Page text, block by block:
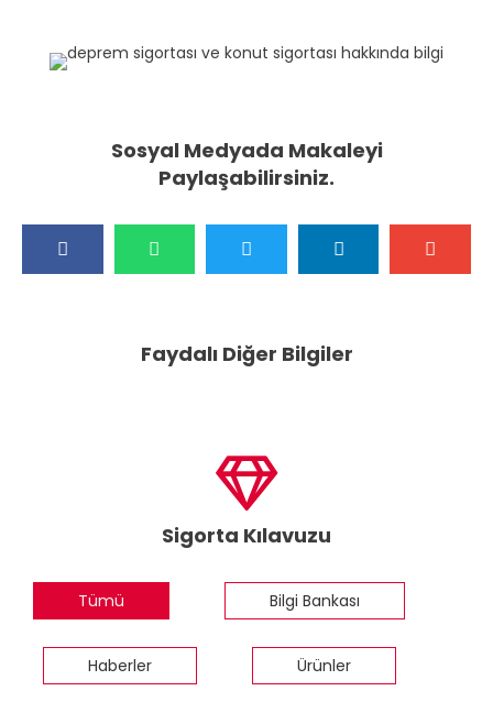
Sosyal Medyada Makaleyi
Paylaşabilirsiniz.
Faydalı Diğer Bilgiler
Sigorta Kılavuzu
Tümü Bilgi Bankası
Haberler Ürünler